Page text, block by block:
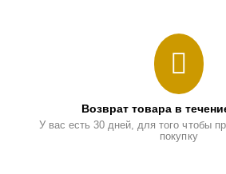
Возврат товара в
У вас есть 30 дней, для того чтобы
покупку